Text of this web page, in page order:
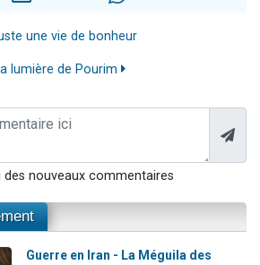
une vie de bonheur
lumière de Pourim
nouveaux commentaires
Guerre en Iran - La Méguila des